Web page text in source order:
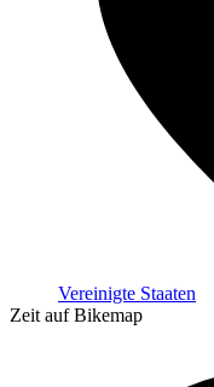
Vereinigte Staaten
Zeit auf Bikemap